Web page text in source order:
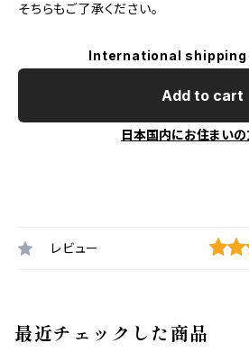
そちらもご了承ください。
International shipping
Add to cart
日本国内にお住まい
レビュー
最近チェックした商品